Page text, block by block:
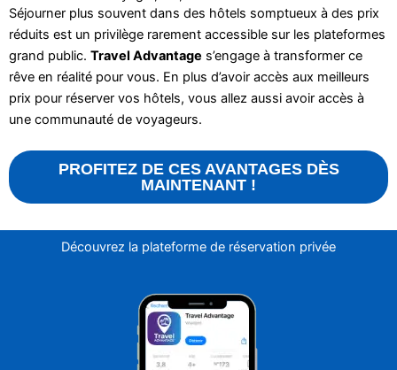
Séjourner plus souvent dans des hôtels somptueux à des prix
réduits est un privilège rarement accessible sur les plateformes
grand public. Travel Advantage s’engage à transformer ce
rêve en réalité pour vous. En plus d’avoir accès aux meilleurs
prix pour réserver vos hôtels, vous allez aussi avoir accès à
une communauté de voyageurs.
PROFITEZ DE CES AVANTAGES DÈS
MAINTENANT !
Découvrez la plateforme de réservation privée